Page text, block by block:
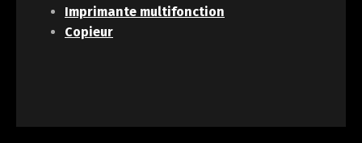
Imprimante multifonction
Copieur